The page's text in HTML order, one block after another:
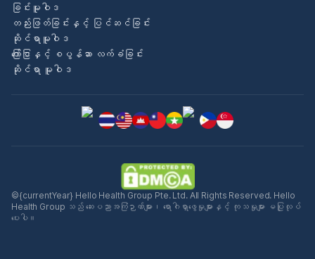
ခြင်းမူဝါဒ
တည်းဖြတ်ခြင်းနှင့် ပြင်ဆင်ခြင်း
ဆိုင်ရာမူဝါဒ
ကြော်ငြာနှင့် စပွန်ဆာ လက်ခံခြင်း
ဆိုင်ရာ မူဝါဒ
©{currentYear} Hello Health Group Pte. Ltd. All Rights Reserved. Hello
Health Group သည် ဆေးပညာအကြံဉာဏ်များ၊ ရောဂါရှာဖွေမှုများနှင့် ကုသမှုများ မပြုလုပ်
ပေးပါ။